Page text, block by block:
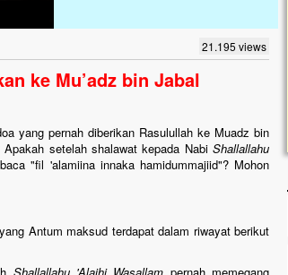
21.195 views
ke Mu’adz bin Jabal
yang pernah diberikan Rasulullah ke Muadz bin
setelah shalawat kepada Nabi Shallallahu
"fil 'alamiina innaka hamidummajiid"? Mohon
Antum maksud terdapat dalam riwayat berikut
Nasib masjid di Kampung Cilumbu ini sungguh
mengenaskan. Lima tahun mangkrak, kini nyaris
berlumut, dan menghitam terpapar panas dan